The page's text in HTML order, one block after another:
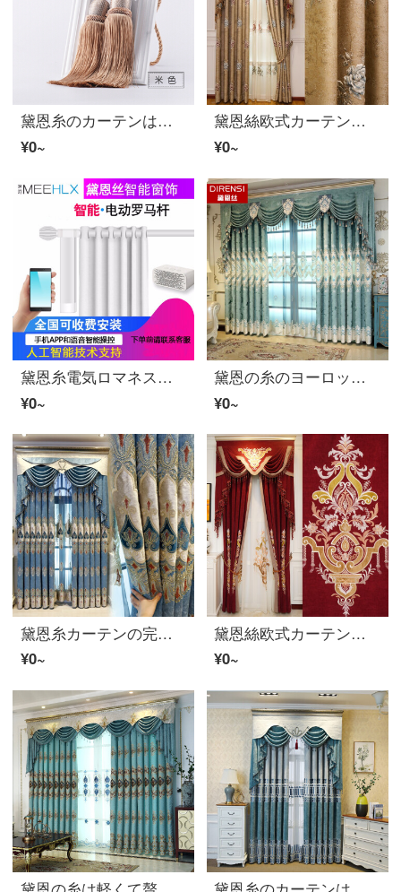
黛恩糸のカーテンはボールのラグジュアリーな玉を掛けて紐を結び付けて壁のフックの部品のアクセサリの米の色を掛けます。
¥0~
黛恩絲欧式カーテン布客間の豪華な大気レリーフ寝室の遮光カーテンカーテンカーテンカーテンカーテンカーテンカーテンカーテンダウンカーテン製品カスタマイズカレー色の布一メートル（加工は無料で、カーテンと部品などは別です）
¥0~
黛恩糸電気ロマネスクスマートホームレール無線リモコンwifi携帯APP音声コントロールカーテン静音タイプ2.5 mフルセット注文しました。カスタマーサービスに連絡してください。
¥0~
黛恩の糸のヨーロッパ式の大気は豪華にカーテンの完成品の布を透かして豪華に床につく客間の高級なシェニールの刺繍の遮光布の深い藍色の紗の一メートルごとに（加工が無料です）を使って何メートルを撮影しますか？
¥0~
黛恩糸カーテンの完成品は豪華ヨーロッパ式の簡単な客間のシニールの刺繍を厚くして遮光布の寝室のベランダの床に下ろすカーテンの紗を注文して湖の光の青い布の幅の1メートルの専門写真を撮ります（加工は無料で、カーテンの頭と部品などは別に計算します）。
¥0~
黛恩絲欧式カーテン布は赤い客間の大気高級な刺繍の寝室のカーテンを遮光して結婚部屋の完成品を注文して、赤い布の幅一メートルを定めました（花の位置1.0メートル、カーテンの頭と部品などは別に計算します）
¥0~